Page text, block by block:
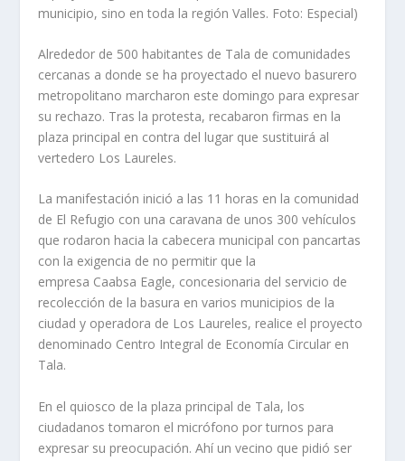
municipio, sino en toda la región Valles. Foto: Especial)
Alrededor de 500 habitantes de Tala de comunidades
cercanas a donde se ha proyectado el nuevo basurero
metropolitano marcharon este domingo para expresar
su rechazo. Tras la protesta, recabaron firmas en la
plaza principal en contra del lugar que sustituirá al
vertedero Los Laureles.
La manifestación inició a las 11 horas en la comunidad
de El Refugio con una caravana de unos 300 vehículos
que rodaron hacia la cabecera municipal con pancartas
con la exigencia de no permitir que la
empresa Caabsa Eagle, concesionaria del servicio de
recolección de la basura en varios municipios de la
ciudad y operadora de Los Laureles, realice el proyecto
denominado Centro Integral de Economía Circular en
Tala.
En el quiosco de la plaza principal de Tala, los
ciudadanos tomaron el micrófono por turnos para
expresar su preocupación. Ahí un vecino que pidió ser